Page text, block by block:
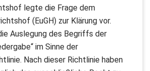
legte die Frage dem
(EuGH) zur Klärung vor.
Auslegung des Begriffs der
im Sinne der
Nach dieser Richtlinie haben